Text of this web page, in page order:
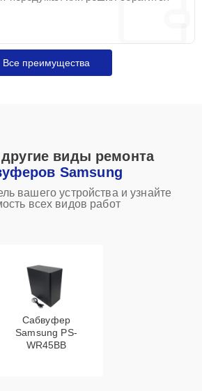
Все преимущества
виды ремонта
Samsung
вашего устройства и узнайте
всех видов работ
Сабвуфер
Samsung PS-
WR45BB